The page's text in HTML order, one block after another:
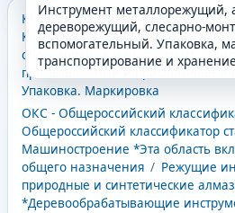
Инструмент металлорежущий,
дереворежущий, слесарно-
вспомогательный. Упаковка,
транспортирование и хранение
КГС - Классификатор
Классификатор государственных
оборудование и инструмент /
промышленный и приспособления
Упаковка. Маркировка
ОКС - Общероссийский
Общероссийский классификатор
Машиностроение *Эта область
общего назначения / Режущие
природные и синтетические
*Деревообрабатывающие